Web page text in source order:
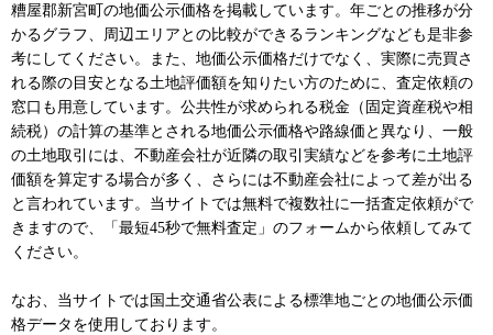
糟屋郡新宮町の地価公示価格を掲載しています。年ごとの推移が分
かるグラフ、周辺エリアとの比較ができるランキングなども是非参
考にしてください。また、地価公示価格だけでなく、実際に売買さ
れる際の目安となる土地評価額を知りたい方のために、査定依頼の
窓口も用意しています。公共性が求められる税金（固定資産税や相
続税）の計算の基準とされる地価公示価格や路線価と異なり、一般
の土地取引には、不動産会社が近隣の取引実績などを参考に土地評
価額を算定する場合が多く、さらには不動産会社によって差が出る
と言われています。当サイトでは無料で複数社に一括査定依頼がで
きますので、「最短45秒で無料査定」のフォームから依頼してみて
ください。
なお、当サイトでは国土交通省公表による標準地ごとの地価公示価
格データを使用しております。